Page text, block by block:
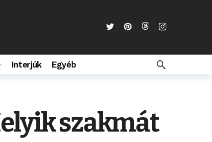
Interjúk Egyéb
szakmát